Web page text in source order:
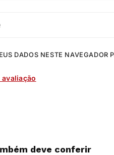
DADOS NESTE NAVEGADOR
deve conferir